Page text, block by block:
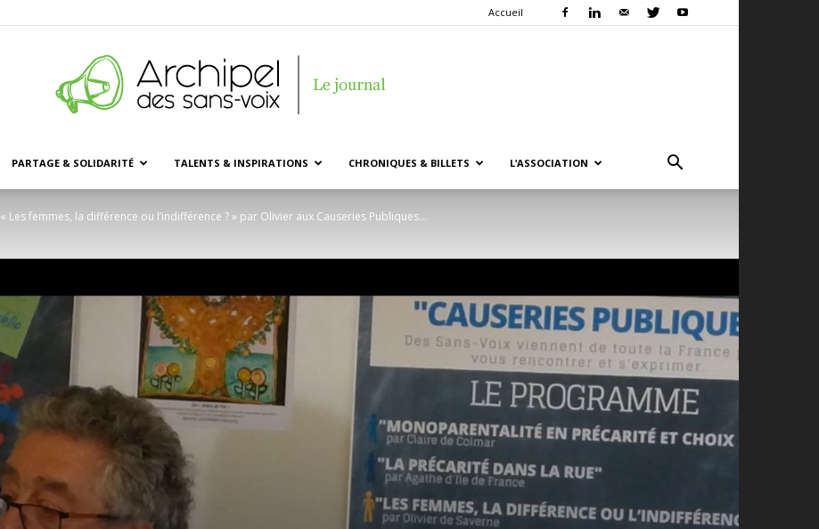
Accueil
sans-
PARTAGE & SOLIDARITÉ TALENTS & INSPIRATIONS CHRONIQUES & BILLETS L’ASSOCIATION
« Les femmes, la différence ou l’indifférence ? » par Olivier aux Causeries Publiques...